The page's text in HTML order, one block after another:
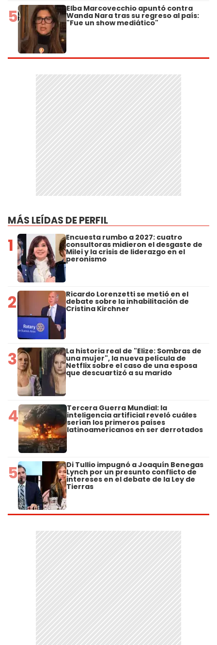
5 Elba Marcovecchio apuntó contra
Wanda Nara tras su regreso al país:
"Fue un show mediático"
MÁS LEÍDAS DE PERFIL
1 Encuesta rumbo a 2027: cuatro
consultoras midieron el desgaste de
Milei y la crisis de liderazgo en el
peronismo
2 Ricardo Lorenzetti se metió en el
debate sobre la inhabilitación de
Cristina Kirchner
3 La historia real de "Elize: Sombras de
una mujer", la nueva película de
Netflix sobre el caso de una esposa
que descuartizó a su marido
4 Tercera Guerra Mundial: la
inteligencia artificial reveló cuáles
serían los primeros países
latinoamericanos en ser derrotados
5 Di Tullio impugnó a Joaquín Benegas
Lynch por un presunto conflicto de
intereses en el debate de la Ley de
Tierras